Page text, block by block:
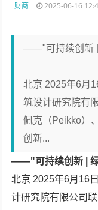
财商 2025-06-16
——"可持续创新 |
北京 2025年6月
筑设计研究院有
佩克（Peikko）
创新...
——"可持续创新 |
北京 2025年6月16
计研究院有限公司